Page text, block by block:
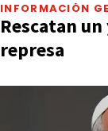
INFORMACIÓN
Rescatan
represa